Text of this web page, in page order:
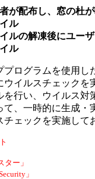
が配布し、窓の杜
ル
ルの解凍後にユー
ル
ログラムを使用し
ウイルスチェックを
を行い、ウイルス対
て、一時的に生成・
チェックを実施して
ター」
」